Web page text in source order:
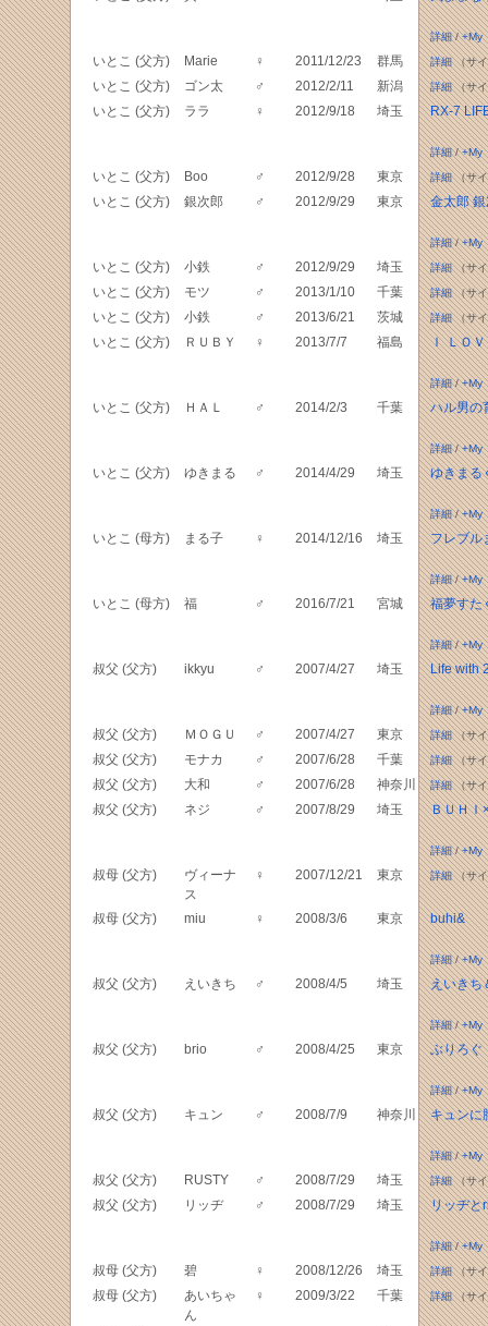
詳細/+My
いとこ (父方) Marie ♀ 2011/12/23 群馬 詳細（サイ
いとこ (父方) ゴン太 ♂ 2012/2/11 新潟 詳細（サイ
いとこ (父方) ララ ♀ 2012/9/18 埼玉 RX-7
詳細/+My
いとこ (父方) Boo ♂ 2012/9/28 東京 詳細（サイ
いとこ (父方) 銀次郎 ♂ 2012/9/29 東京 金太郎
詳細/+My
いとこ (父方) 小鉄 ♂ 2012/9/29 埼玉 詳細（サイ
いとこ (父方) モツ ♂ 2013/1/10 千葉 詳細（サイ
いとこ (父方) 小鉄 ♂ 2013/6/21 茨城 詳細（サイ
いとこ (父方) ＲＵＢＹ ♀ 2013/7/7 福島 Ｉ ＬＯ
詳細/+My
いとこ (父方) ＨＡＬ ♂ 2014/2/3 千葉 ハル男の
詳細/+My
いとこ (父方) ゆきまる ♂ 2014/4/29 埼玉 ゆきまる
詳細/+My
いとこ (母方) まる子 ♀ 2014/12/16 埼玉 フレブル
詳細/+My
いとこ (母方) 福 ♂ 2016/7/21 宮城 福夢すた
詳細/+My
叔父 (父方) ikkyu ♂ 2007/4/27 埼玉 Life with
詳細/+My
叔父 (父方) ＭＯＧＵ ♂ 2007/4/27 東京 詳細（サイ
叔父 (父方) モナカ ♂ 2007/6/28 千葉 詳細（サイ
叔父 (父方) 大和 ♂ 2007/6/28 神奈川 詳細（サイ
叔父 (父方) ネジ ♂ 2007/8/29 埼玉 ＢＵＨＩ
詳細/+My
叔母 (父方)
ヴィーナ
ス
♀ 2007/12/21 東京 詳細（サイ
叔母 (父方) miu ♀ 2008/3/6 東京 buhi&
詳細/+My
叔父 (父方) えいきち ♂ 2008/4/5 埼玉 えいきち
詳細/+My
叔父 (父方) brio ♂ 2008/4/25 東京 ぶりろぐ
詳細/+My
叔父 (父方) キュン ♂ 2008/7/9 神奈川 キュンに
詳細/+My
叔父 (父方) RUSTY ♂ 2008/7/29 埼玉 詳細（サイ
叔父 (父方) リッヂ ♂ 2008/7/29 埼玉 リッヂと
詳細/+My
叔母 (父方) 碧 ♀ 2008/12/26 埼玉 詳細（サイ
叔母 (父方)
あいちゃ
ん
♀ 2009/3/22 千葉 詳細（サイ